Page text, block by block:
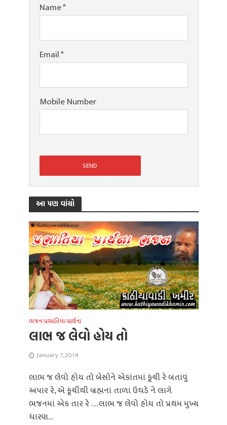
Name*
Email*
Mobile Number
આ પણ વાંચો
ભજન-પ્રભાતિયા-પ્રાર્થના
લાભ જ લેવો હોય તો
January 7, 2014
લાભ જ લેવો હોય તો બેસોને એકાંતમાં કૂંચી રે બતાવું
અપાર રે, એ કૂંચીથી બ્રહ્મનાં તાળાં ઉઘડે ને લાગે
ભજનમાં એક તાર રે …. લાભ જ લેવો હોય તો પ્રથમ મુખ્ય
ધારણ...